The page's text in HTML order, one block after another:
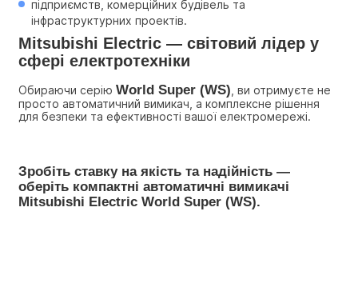
підприємств, комерційних будівель та
інфраструктурних проектів.
Mitsubishi Electric — світовий лідер у
сфері електротехніки
Обираючи серію World Super (WS) , ви отримуєте не
просто автоматичний вимикач, а комплексне рішення
для безпеки та ефективності вашої електромережі.
Зробіть ставку на якість та надійність —
оберіть компактні автоматичні вимикачі
Mitsubishi Electric World Super (WS).